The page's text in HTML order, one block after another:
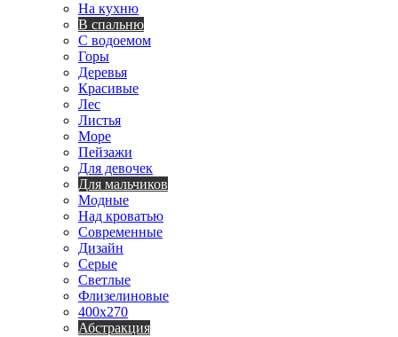
На кухню
В спальню
С водоемом
Горы
Деревья
Красивые
Лес
Листья
Море
Пейзажи
Для девочек
Для мальчиков
Модные
Над кроватью
Современные
Дизайн
Серые
Светлые
Флизелиновые
400х270
Абстракция